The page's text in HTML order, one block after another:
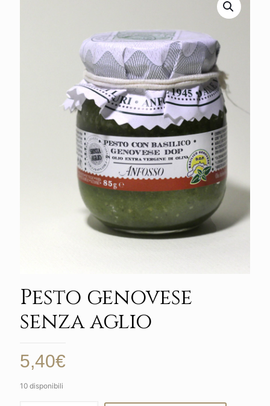
Pesto genovese
senza aglio
5,40€
10 disponibili